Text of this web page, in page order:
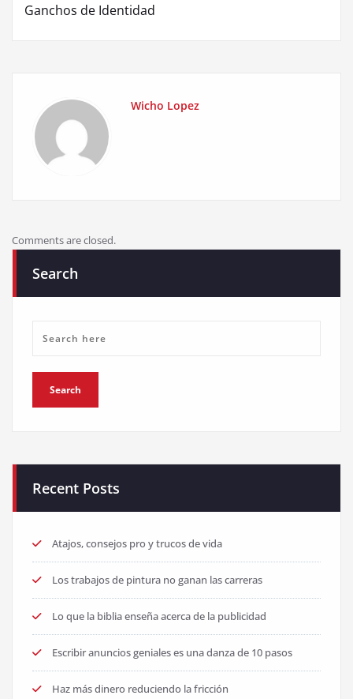
Ganchos de Identidad
Wicho Lopez
Comments are closed.
Search
Recent Posts
Atajos, consejos pro y trucos de vida
Los trabajos de pintura no ganan las carreras
Lo que la biblia enseña acerca de la publicidad
Escribir anuncios geniales es una danza de 10 pasos
Haz más dinero reduciendo la fricción